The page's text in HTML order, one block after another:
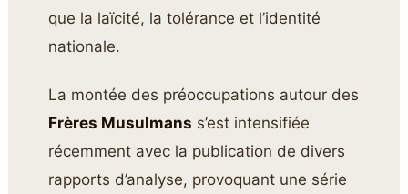
que la laïcité, la tolérance et l’identité
nationale.
La montée des préoccupations autour des
Frères Musulmans s’est intensifiée
récemment avec la publication de divers
rapports d’analyse, provoquant une série